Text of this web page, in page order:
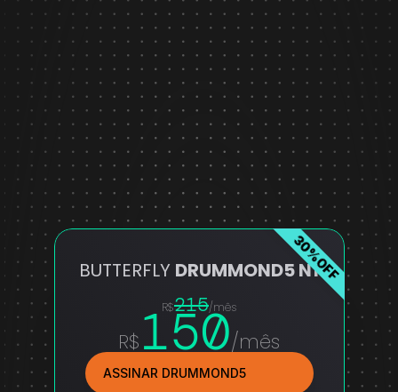
DRUMMOND5
VER EM DETALHES
BUTTERFLY DRUMMOND5 N1
R$215/mês
R$150/mês
ASSINAR DRUMMOND5
30%OFF